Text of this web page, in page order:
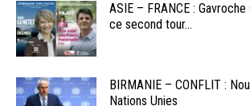
ASIE – FRANCE :
ce second tour...
BIRMANIE – CONFLIT :
Nations Unies